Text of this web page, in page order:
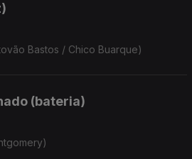
Bastos / Chico Buarque)
(bateria)